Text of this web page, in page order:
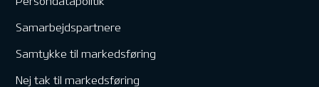
Samarbejdspartnere
Samtykke til markedsføring
Nej tak til markedsføring